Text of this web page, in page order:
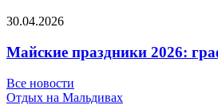
30.04.2026
Майские праздники 2026:
Все новости
Отдых на Мальдивах